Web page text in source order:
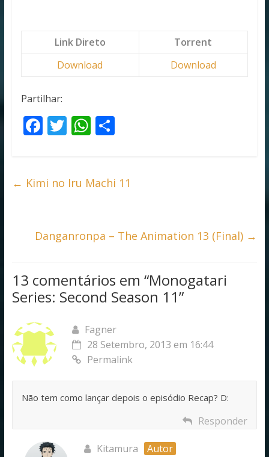
Link Direto
Torrent
Download
Download
Partilhar:
F
b
k
T
er
W
s
p
S
e
← Kimi no Iru Machi 11
Danganronpa – The Animation 13 (Final) →
13 comentários em “Monogatari
Series: Second Season 11”
Fagner
28 Setembro, 2013 em 16:44
Permalink
Não tem como lançar depois o episódio Recap? D:
Responder
Kitamura
Autor